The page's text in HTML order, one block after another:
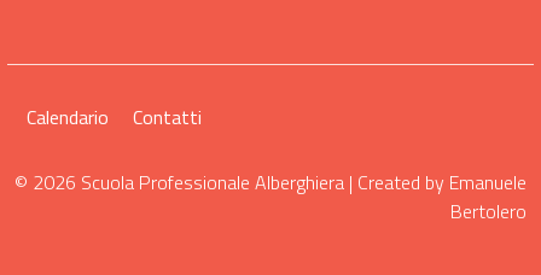
Calendario Contatti
© 2026 Scuola Professionale Alberghiera | Created by Emanuele
Bertolero